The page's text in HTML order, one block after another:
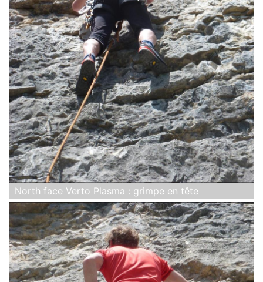
North face Verto Plasma : grimpe en tête